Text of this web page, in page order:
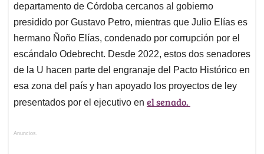
departamento de Córdoba cercanos al gobierno
presidido por Gustavo Petro, mientras que Julio Elías es
hermano Ñoño Elías, condenado por corrupción por el
escándalo Odebrecht. Desde 2022, estos dos senadores
de la U hacen parte del engranaje del Pacto Histórico en
esa zona del país y han apoyado los proyectos de ley
presentados por el ejecutivo en el senado.
Anuncios.